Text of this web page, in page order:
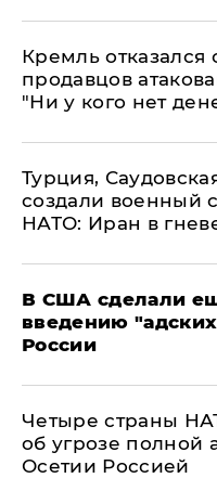
Кремль отказался
продавцов
"Ни у кого нет
Турция,
создали военный
НАТО: Иран в
В США сделали
введению
России
Четыре страны
об угрозе
Осетии Россией